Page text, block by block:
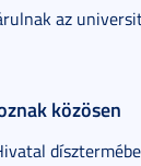
az
közösen